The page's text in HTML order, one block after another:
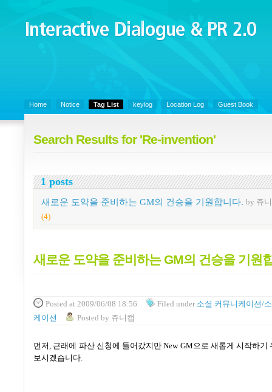
Interactive Dialogue &
PR 2.0
Home Notice Tag List keylog Location Log Guest Book
Search Results for 'Re-invention'
1 posts
새로운 도약을 준비하는 GM의 건승을 기원합니다. by 쥬
(4)
새로운 도약을 준비하는 GM의 건승을 기원
Posted at 2009/06/08 18:56 Filed under 소셜 커뮤니케이션/
케이션
Posted by 쥬니캡
먼저 근래에 파산 신청에 들어갔지만 New GM 으로 새롭게 시작하기
보시겠습니다